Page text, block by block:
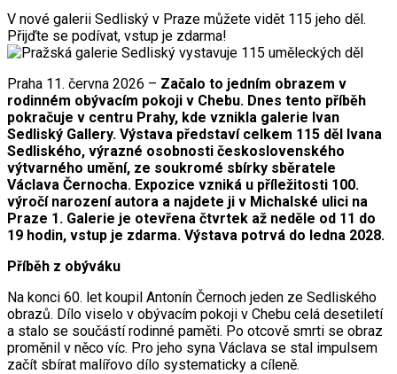
V nové galerii Sedliský v Praze můžete vidět 115 jeho děl.
Přijďte se podívat, vstup je zdarma!
Praha 11. června 2026 – Začalo to jedním obrazem v
rodinném obývacím pokoji v Chebu. Dnes tento příběh
pokračuje v centru Prahy, kde vznikla galerie Ivan
Sedliský Gallery. Výstava představí celkem 115 děl Ivana
Sedliského, výrazné osobnosti československého
výtvarného umění, ze soukromé sbírky sběratele
Václava Černocha. Expozice vzniká u příležitosti 100.
výročí narození autora a najdete ji v Michalské ulici na
Praze 1. Galerie je otevřena čtvrtek až neděle od 11 do
19 hodin, vstup je zdarma. Výstava potrvá do ledna 2028.
Příběh z obýváku
Na konci 60. let koupil Antonín Černoch jeden ze Sedliského
obrazů. Dílo viselo v obývacím pokoji v Chebu celá desetiletí
a stalo se součástí rodinné paměti. Po otcově smrti se obraz
proměnil v něco víc. Pro jeho syna Václava se stal impulsem
začít sbírat malířovo dílo systematicky a cíleně.